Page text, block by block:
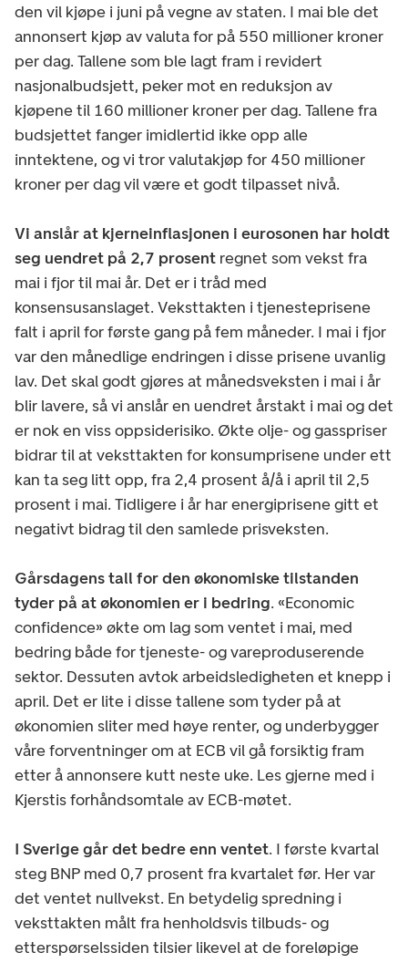
den vil kjøpe i juni på vegne av staten. I mai ble det
annonsert kjøp av valuta for på 550 millioner kroner
per dag. Tallene som ble lagt fram i revidert
nasjonalbudsjett, peker mot en reduksjon av
kjøpene til 160 millioner kroner per dag. Tallene fra
budsjettet fanger imidlertid ikke opp alle
inntektene, og vi tror valutakjøp for 450 millioner
kroner per dag vil være et godt tilpasset nivå.
Vi anslår at kjerneinflasjonen i eurosonen har holdt
seg uendret på 2,7 prosent regnet som vekst fra
mai i fjor til mai år. Det er i tråd med
konsensusanslaget. Veksttakten i tjenesteprisene
falt i april for første gang på fem måneder. I mai i fjor
var den månedlige endringen i disse prisene uvanlig
lav. Det skal godt gjøres at månedsveksten i mai i år
blir lavere, så vi anslår en uendret årstakt i mai og det
er nok en viss oppsiderisiko. Økte olje- og gasspriser
bidrar til at veksttakten for konsumprisene under ett
kan ta seg litt opp, fra 2,4 prosent å/å i april til 2,5
prosent i mai. Tidligere i år har energiprisene gitt et
negativt bidrag til den samlede prisveksten.
Gårsdagens tall for den økonomiske tilstanden
tyder på at økonomien er i bedring. «Economic
confidence» økte om lag som ventet i mai, med
bedring både for tjeneste- og vareproduserende
sektor. Dessuten avtok arbeidsledigheten et knepp i
april. Det er lite i disse tallene som tyder på at
økonomien sliter med høye renter, og underbygger
våre forventninger om at ECB vil gå forsiktig fram
etter å annonsere kutt neste uke. Les gjerne med i
Kjerstis forhåndsomtale av ECB-møtet.
I Sverige går det bedre enn ventet. I første kvartal
steg BNP med 0,7 prosent fra kvartalet før. Her var
det ventet nullvekst. En betydelig spredning i
veksttakten målt fra henholdsvis tilbuds- og
etterspørselssiden tilsier likevel at de foreløpige